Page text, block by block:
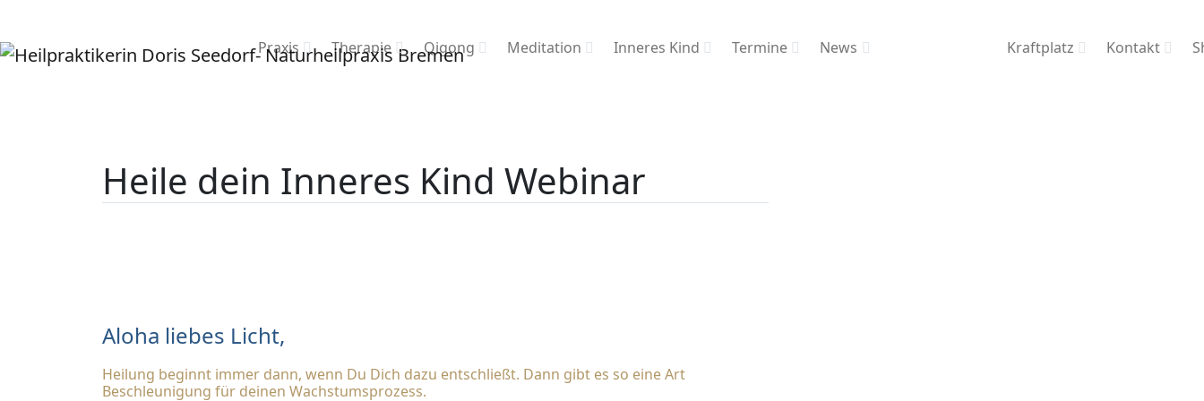
Praxis Therapie Qigong Meditation Inneres Kind Termine News Kraftplatz Kontakt
Heile dein Inneres Kind Webinar
Aloha liebes Licht,
Heilung beginnt immer dann, wenn Du Dich dazu entschließt. Dann gibt es so eine Art
Beschleunigung für deinen Wachstumsprozess.